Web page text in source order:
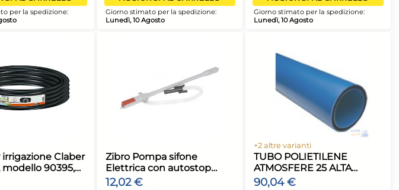
Risparmia il 10% su 6 o più unità
Giorno stimato per la spedizione:
Lunedì, 10 Agosto
Risparmia il 10% su 6 o più unità
Disponibile in stock
Giorno stimato per la spedizione: